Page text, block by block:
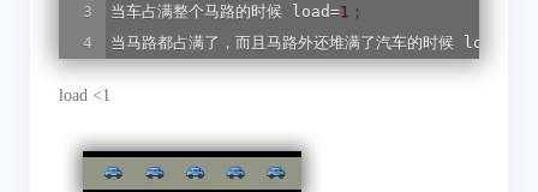
当车占满整个马路的时候 load=1；
当马路都占满了，而且马路外还堆满了汽车的时候 load
load <1